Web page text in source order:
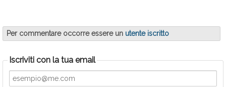
Per commentare occorre essere un utente iscritto
Iscriviti con la tua email